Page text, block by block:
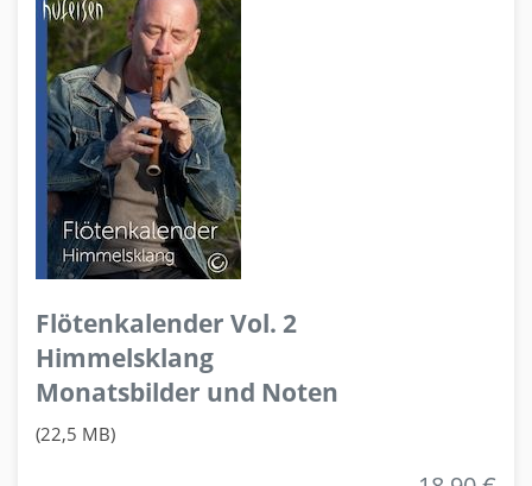
Flötenkalender Vol. 2
Himmelsklang
Monatsbilder und Noten
(22,5 MB)